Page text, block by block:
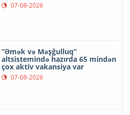
07-08-2026
“Əmək və Məşğulluq”
altsistemində hazırda 65 mindən
çox aktiv vakansiya var
07-08-2026